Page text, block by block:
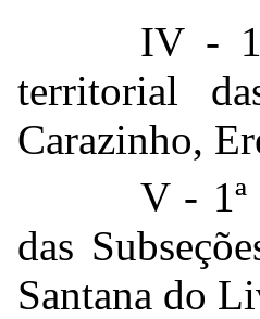
IV -
territorial
Carazinho,
V - 1ª
das
Santana do